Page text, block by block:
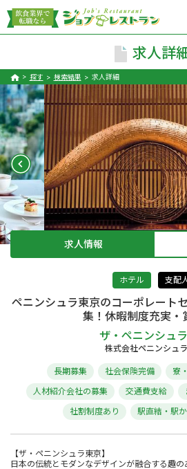
求人詳
探す 検索結果 求人詳細
求人情報
ホテル 支配
ペニンシュラ東京のコーポレート
集！休暇制度充実・
ザ・ペニンシュ
株式会社ペニンシュ
長期募集 社会保険完備
寮
人材紹介会社の募集
交通費支給
社割制度あり
駅直結・駅
【ザ・ペニンシュラ東京】
日本の伝統とモダンなデザインが融合する趣の